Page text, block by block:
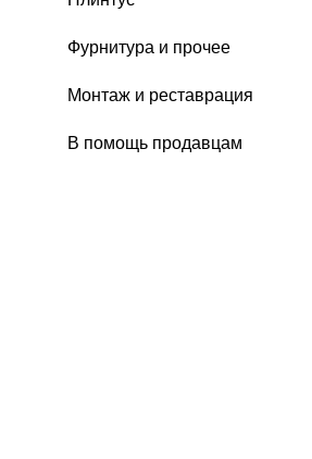
Фурнитура и прочее
Монтаж и реставрация
В помощь продавцам